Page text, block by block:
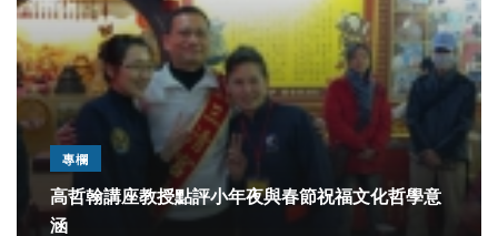
專欄
高哲翰講座教授點評小年夜與春節祝福文化哲學意
涵